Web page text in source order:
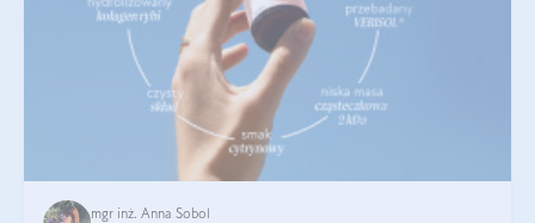
mgr inż. Anna Sobol